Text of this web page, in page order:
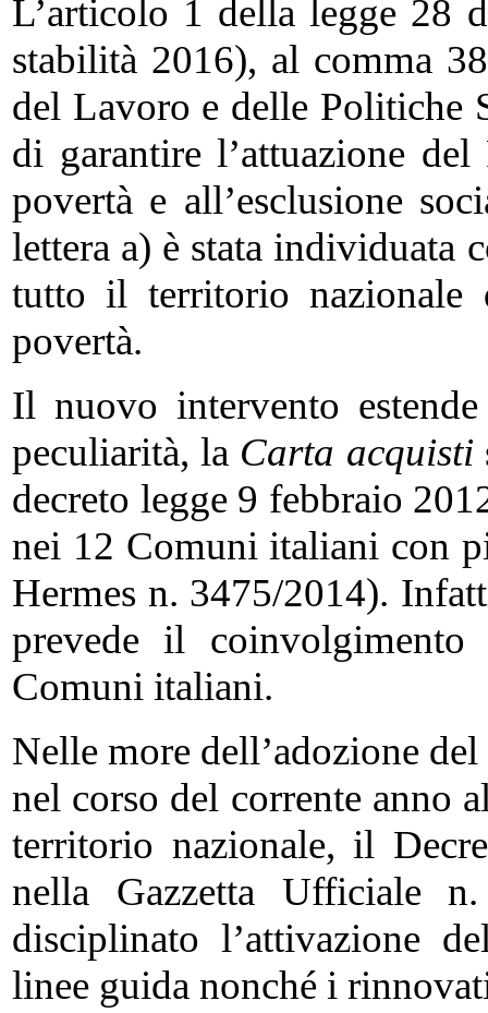
L’articolo 1 della legge 28
stabilità 2016), al comma
del Lavoro e delle Politiche
di garantire l’attuazione
povertà e all’esclusione
lettera a) è stata individuata
tutto il territorio nazionale
povertà.
Il nuovo intervento
peculiarità, la Carta acquisti
decreto legge 9 febbraio
nei 12 Comuni italiani con
Hermes n. 3475/2014).
prevede il
Comuni italiani.
Nelle more dell’adozione
nel corso del corrente anno
territorio nazionale, il
nella Gazzetta Ufficiale
disciplinato l’attivazione
linee guida nonché i